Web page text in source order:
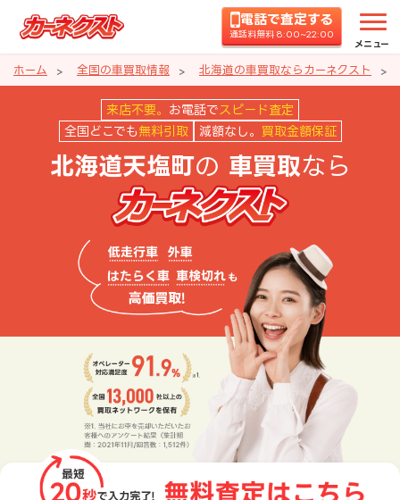
電話で査定する
通話料無料 8:00~22:00
メニュー
ホーム 全国の車買取情報 北海道の車買取ならカーネクスト
北海道天塩町の車買取ならカー
来店不要。 お電話で スピード査定
全国どこでも 無料引取 減額なし。 買取金額保証
北海道天塩町の 車買取なら